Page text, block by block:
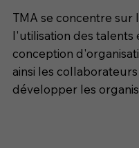
TMA se concentre
l'utilisation des talents
conception
ainsi les
développer les